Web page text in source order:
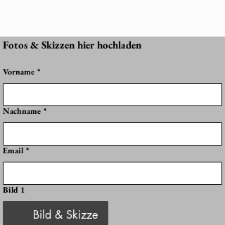
Fotos & Skizzen hier hochladen
Vorname *
Nachname *
Email *
Bild 1
Bild & Skizze